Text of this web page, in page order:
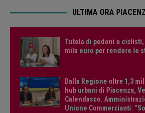
ULTIMA ORA
Tutela di pedoni e ciclisti,
mila euro per rendere le
Dalla Regione oltre 1,3
hub urbani di Piacenza,
Calendasco.
Unione Commercianti: